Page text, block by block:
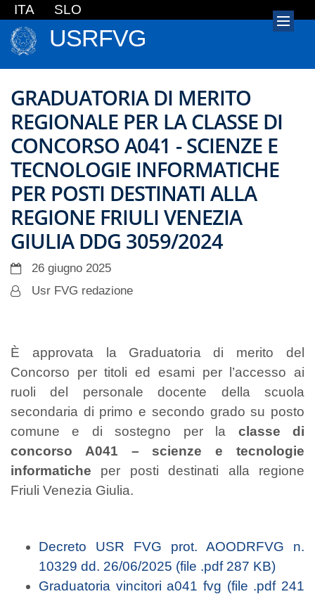
ITA SLO
USRFVG
GRADUATORIA DI MERITO
REGIONALE PER LA CLASSE DI
CONCORSO A041 - SCIENZE E
TECNOLOGIE INFORMATICHE
PER POSTI DESTINATI ALLA
REGIONE FRIULI VENEZIA
GIULIA DDG 3059/2024
26 giugno 2025
Usr FVG redazione
È approvata la Graduatoria di merito del
Concorso per titoli ed esami per l’accesso ai
ruoli del personale docente della scuola
secondaria di primo e secondo grado su posto
comune e di sostegno per la classe di
concorso A041 – scienze e tecnologie
informatiche per posti destinati alla regione
Friuli Venezia Giulia.
Decreto USR FVG prot. AOODRFVG n.
10329 dd. 26/06/2025 (file .pdf 287 KB)
Graduatoria vincitori a041 fvg (file .pdf 241